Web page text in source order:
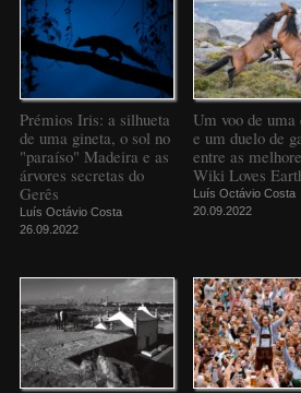
Prémios Iris: a silhueta
de uma gineta, o sol no
"paraíso" Madeira e as
árvores secretas do
Gerês
Luís Octávio Costa
26.09.2022
Um voo de uma
e um duelo de
entre as
Wiki Loves
Luís Octávio Costa
20.09.2022